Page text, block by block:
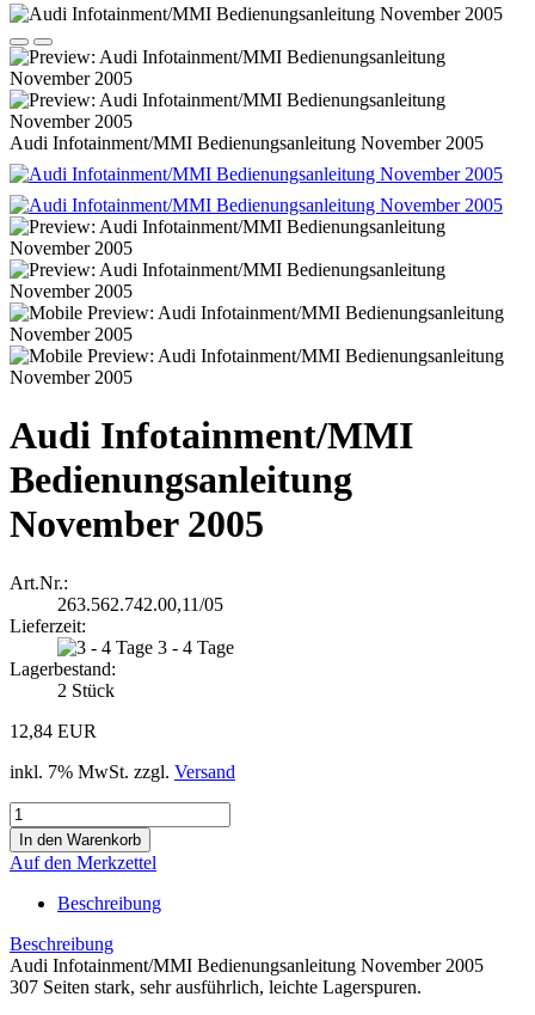
Audi Infotainment/MMI Bedienungsanleitung November 2005
Audi Infotainment/MMI
Bedienungsanleitung
November 2005
Art.Nr.:
263.562.742.00,11/05
Lieferzeit:
3 - 4 Tage
Lagerbestand:
2 Stück
12,84 EUR
inkl. 7% MwSt. zzgl. Versand
Auf den Merkzettel
Beschreibung
Beschreibung
Audi Infotainment/MMI Bedienungsanleitung November 2005
307 Seiten stark, sehr ausführlich, leichte Lagerspuren.